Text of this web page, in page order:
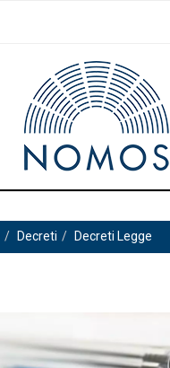
Decreti Decreti Legge